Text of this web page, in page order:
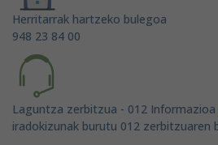
Herritarrak hartzeko bulegoa
948 23 84 00
Laguntza zerbitzua - 012
iradokizunak burutu 012 zerbitzuaren